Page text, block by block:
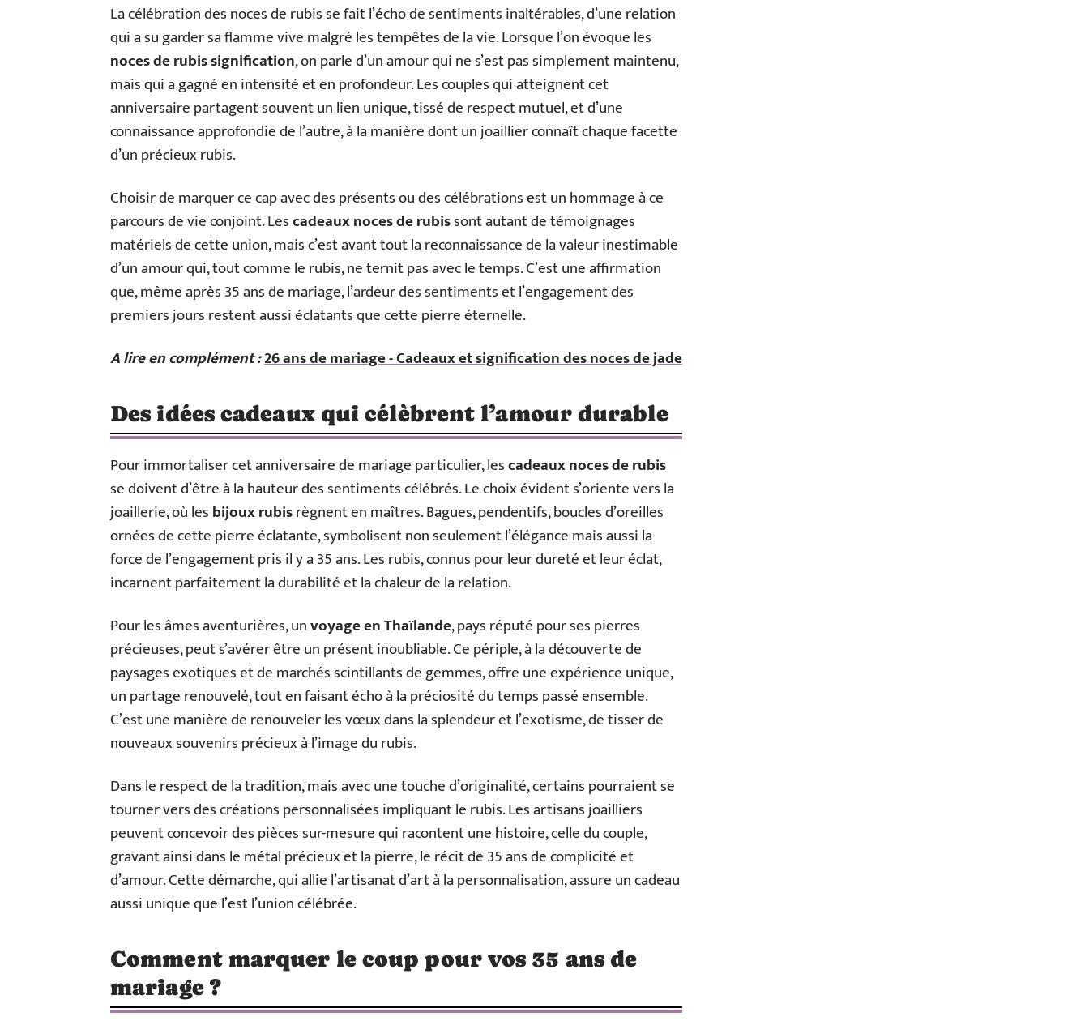
La célébration des noces de rubis se fait l’écho de sentiments inaltérables, d’une relation
qui a su garder sa flamme vive malgré les tempêtes de la vie. Lorsque l’on évoque les
noces de rubis signification, on parle d’un amour qui ne s’est pas simplement maintenu,
mais qui a gagné en intensité et en profondeur. Les couples qui atteignent cet
anniversaire partagent souvent un lien unique, tissé de respect mutuel, et d’une
connaissance approfondie de l’autre, à la manière dont un joaillier connaît chaque facette
d’un précieux rubis.
Choisir de marquer ce cap avec des présents ou des célébrations est un hommage à ce
parcours de vie conjoint. Lescadeaux noces de rubissont autant de témoignages
matériels de cette union, mais c’est avant tout la reconnaissance de la valeur inestimable
d’un amour qui, tout comme le rubis, ne ternit pas avec le temps. C’est une affirmation
que, même après 35 ans de mariage, l’ardeur des sentiments et l’engagement des
premiers jours restent aussi éclatants que cette pierre éternelle.
A lire en complément :26 ans de mariage - Cadeaux et signification des noces de jade
Des idées cadeaux qui célèbrent l’amour durable
Pour immortaliser cet anniversaire de mariage particulier, lescadeaux noces de rubis
se doivent d’être à la hauteur des sentiments célébrés. Le choix évident s’oriente vers la
joaillerie, où lesbijoux rubisrègnent en maîtres. Bagues, pendentifs, boucles d’oreilles
ornées de cette pierre éclatante, symbolisent non seulement l’élégance mais aussi la
force de l’engagement pris il y a 35 ans. Les rubis, connus pour leur dureté et leur éclat,
incarnent parfaitement la durabilité et la chaleur de la relation.
Pour les âmes aventurières, unvoyage en Thaïlande, pays réputé pour ses pierres
précieuses, peut s’avérer être un présent inoubliable. Ce périple, à la découverte de
paysages exotiques et de marchés scintillants de gemmes, offre une expérience unique,
un partage renouvelé, tout en faisant écho à la préciosité du temps passé ensemble.
C’est une manière de renouveler les vœux dans la splendeur et l’exotisme, de tisser de
nouveaux souvenirs précieux à l’image du rubis.
Dans le respect de la tradition, mais avec une touche d’originalité, certains pourraient se
tourner vers des créations personnalisées impliquant le rubis. Les artisans joailliers
peuvent concevoir des pièces sur-mesure qui racontent une histoire, celle du couple,
gravant ainsi dans le métal précieux et la pierre, le récit de 35 ans de complicité et
d’amour. Cette démarche, qui allie l’artisanat d’art à la personnalisation, assure un cadeau
aussi unique que l’est l’union célébrée.
Comment marquer le coup pour vos 35 ans de
mariage ?